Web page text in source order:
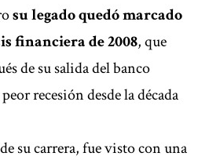
su legado quedó marcado
financiera de 2008, que
de su salida del banco
recesión desde la década
su carrera, fue visto con una